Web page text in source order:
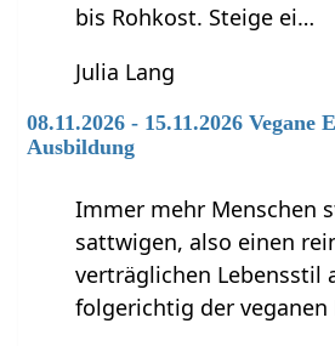
bis Rohkost. Steige ei…
Julia Lang
08.11.2026 - 15.11.2026
Ausbildung
Immer mehr Menschen
sattwigen, also einen
verträglichen Lebensstil
folgerichtig der veganen